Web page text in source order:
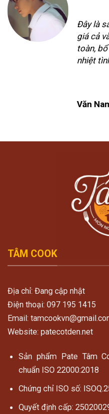
Đây là
giá cả
toàn,
nhiệt
Văn
TÂM COOK
Địa chỉ: Đang cập nhật
Điện thoại: 097 195 1415
Email:
Website: patecotden.net
Sản phẩm Pate Tâm
chuẩn ISO 22000:2018
Chứng chỉ ISO số:
Quyết định cấp: